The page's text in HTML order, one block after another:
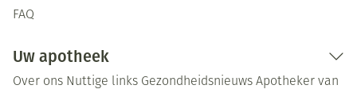
FAQ
Uw apotheek
Over ons Nuttige links Gezondheidsnieuws Apotheker van